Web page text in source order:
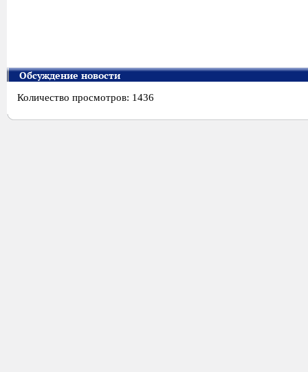
Обсуждение новости
Количество просмотров: 1436